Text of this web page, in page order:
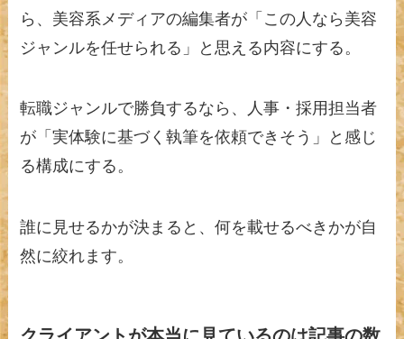
ら、美容系メディアの編集者が「この人なら美容
ジャンルを任せられる」と思える内容にする。
転職ジャンルで勝負するなら、人事・採用担当者
が「実体験に基づく執筆を依頼できそう」と感じ
る構成にする。
誰に見せるかが決まると、何を載せるべきかが自
然に絞れます。